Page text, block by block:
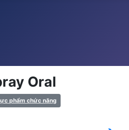
Oral
phẩm chức năng